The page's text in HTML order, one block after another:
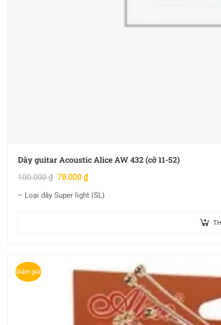
Dây guitar Acoustic Alice AW 432 (cỡ 11-52)
100.000₫ 78.000 ₫
– Loại dây Super light (SL)
Giảm giá!